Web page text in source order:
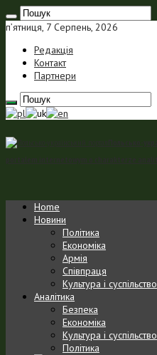
п’ятниця, 7 Серпень, 2026
Редакція
Контакт
Партнери
Home
Новини
Політика
Економіка
Армія
Співпраця
Культура і суспільство
Аналітика
Безпека
Економіка
Культура і суспільство
Політика